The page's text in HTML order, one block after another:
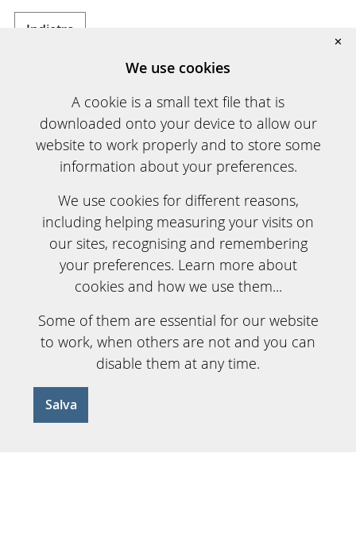
Indietro
✕
We use cookies
A cookie is a small text file that is
downloaded onto your device to allow our
website to work properly and to store some
information about your preferences.
We use cookies for different reasons,
including helping measuring your visits on
our sites, recognising and remembering
your preferences. Learn more about
cookies and how we use them...
Some of them are essential for our website
to work, when others are not and you can
disable them at any time.
Salva